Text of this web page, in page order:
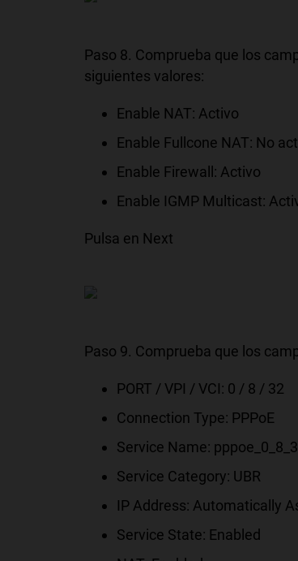
Paso 8. Comprueba que los
siguientes valores:
Enable NAT: Activo
Enable Fullcone NAT: No
Enable Firewall: Activo
Enable IGMP Multicast:
Pulsa en Next
Paso 9. Comprueba que los
PORT / VPI / VCI: 0 / 8 / 32
Connection Type: PPPoE
Service Name:
Service Category: UBR
IP Address: Automatically
Service State: Enabled